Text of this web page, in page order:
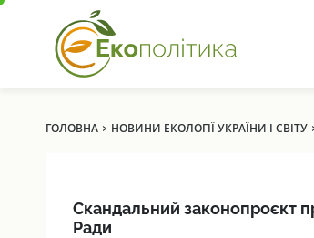
ГОЛОВНА› НОВИНИ ЕКОЛОГІЇ УКРАЇНИ І СВІТУ
Скандальний законопроєкт
Ради